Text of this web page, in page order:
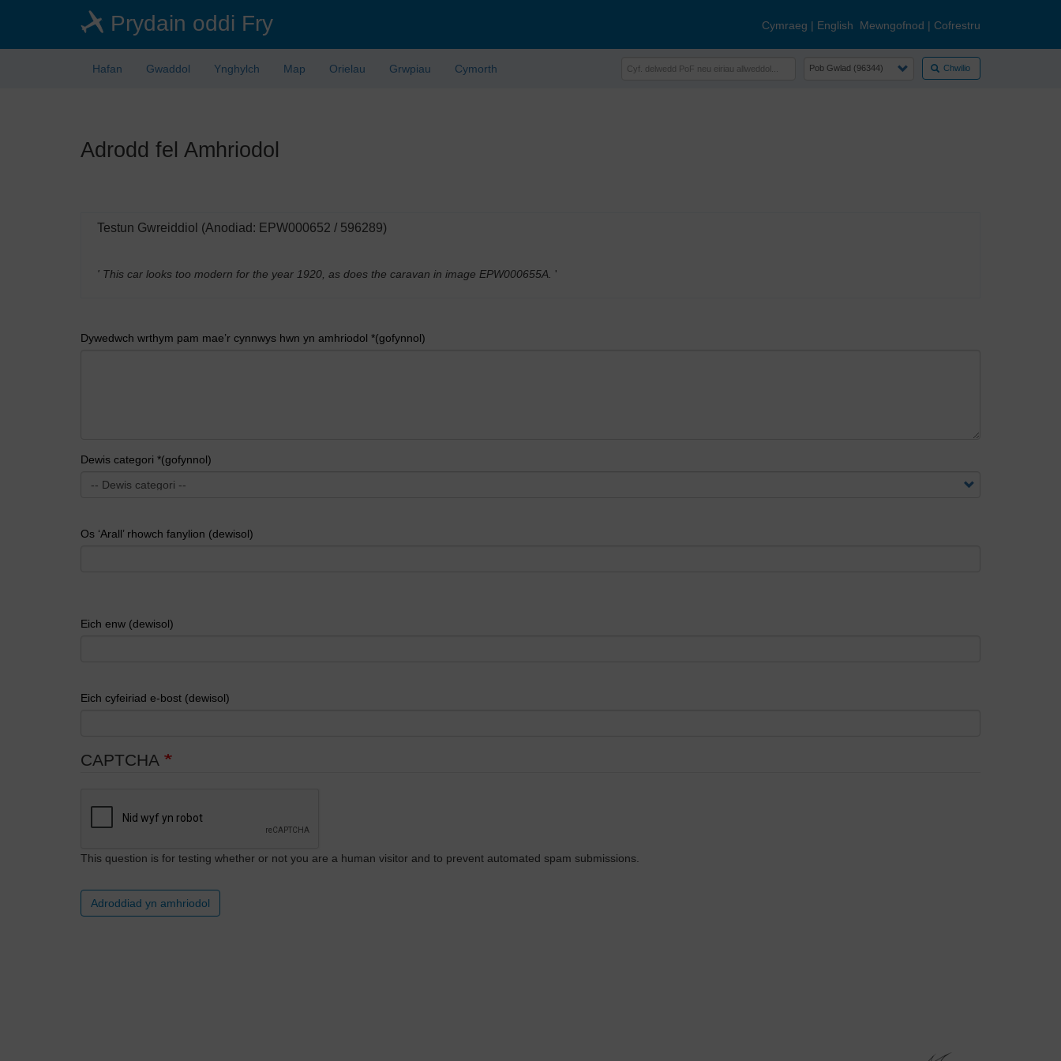
Prydain oddi Fry Cymraeg | English Mewngofnod | Cofrestru
Hafan Gwaddol Ynghylch Map Orielau Grwpiau Cymorth Chwilio
Adrodd fel Amhriodol
Testun Gwreiddiol (Anodiad: EPW000652 / 596289)
' This car looks too modern for the year 1920, as does the caravan in image EPW000655A. '
Dywedwch wrthym pam mae’r cynnwys hwn yn amhriodol *(gofynnol)
Dewis categori *(gofynnol)
Os ‘Arall’ rhowch fanylion (dewisol)
Eich enw (dewisol)
Eich cyfeiriad e-bost (dewisol)
CAPTCHA
This question is for testing whether or not you are a human visitor and to prevent automated spam submissions.
Adroddiad yn amhriodol